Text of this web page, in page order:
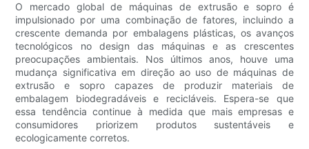
O mercado global de máquinas de extrusão e sopro é
impulsionado por uma combinação de fatores, incluindo a
crescente demanda por embalagens plásticas, os avanços
tecnológicos no design das máquinas e as crescentes
preocupações ambientais. Nos últimos anos, houve uma
mudança significativa em direção ao uso de máquinas de
extrusão e sopro capazes de produzir materiais de
embalagem biodegradáveis ​​e recicláveis. Espera-se que
essa tendência continue à medida que mais empresas e
consumidores priorizem produtos sustentáveis ​​e
ecologicamente corretos.